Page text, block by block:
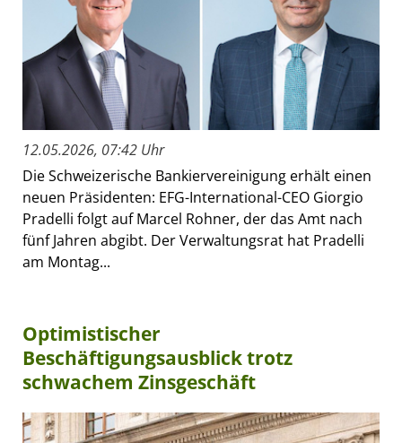
12.05.2026, 07:42 Uhr
Die Schweizerische Bankiervereinigung erhält einen
neuen Präsidenten: EFG-International-CEO Giorgio
Pradelli folgt auf Marcel Rohner, der das Amt nach
fünf Jahren abgibt. Der Verwaltungsrat hat Pradelli
am Montag...
Optimistischer
Beschäftigungsausblick trotz
schwachem Zinsgeschäft